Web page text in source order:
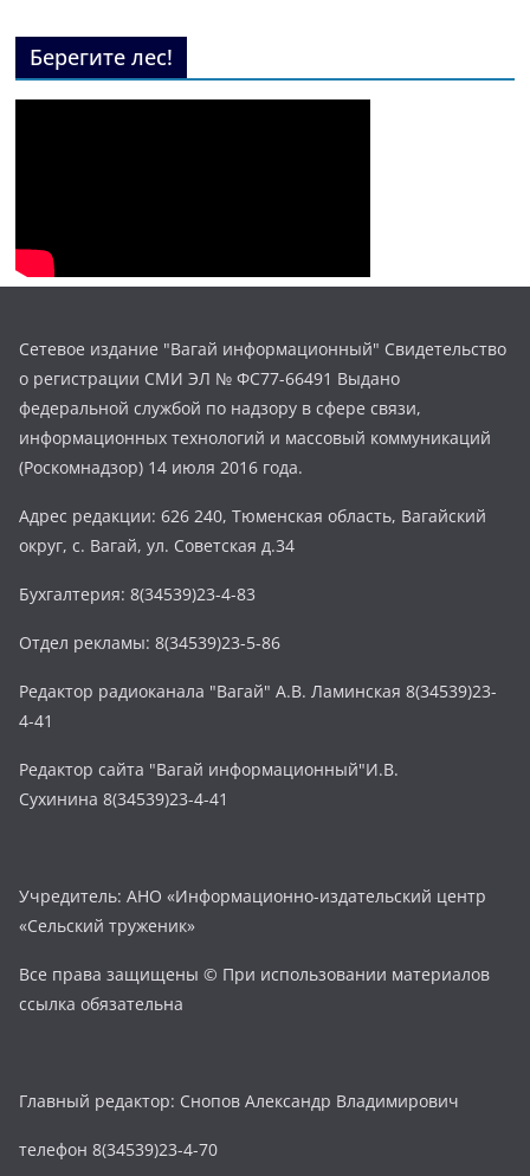
Берегите лес!
Сетевое издание "Вагай информационный" Свидетельство
о регистрации СМИ ЭЛ № ФС77-66491 Выдано
федеральной службой по надзору в сфере связи,
информационных технологий и массовый коммуникаций
(Роскомнадзор) 14 июля 2016 года.
Адрес редакции: 626 240, Тюменская область, Вагайский
округ, с. Вагай, ул. Советская д.34
Бухгалтерия: 8(34539)23-4-83
Отдел рекламы: 8(34539)23-5-86
Редактор радиоканала "Вагай" А.В. Ламинская 8(34539)23-
4-41
Редактор сайта "Вагай информационный"И.В.
Сухинина 8(34539)23-4-41
Учредитель: АНО «Информационно-издательский центр
«Сельский труженик»
Все права защищены © При использовании материалов
ссылка обязательна
Главный редактор: Снопов Александр Владимирович
телефон 8(34539)23-4-70